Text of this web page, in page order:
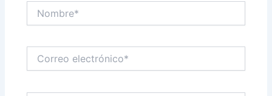
electrónico*